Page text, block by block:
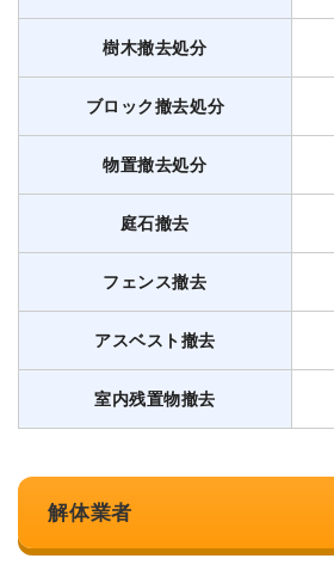
樹木撤去処分
ブロック撤去処分
物置撤去処分
庭石撤去
フェンス撤去
アスベスト撤去
室内残置物撤去
解体業者